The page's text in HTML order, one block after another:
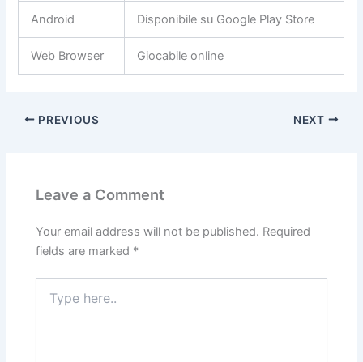
Android Disponibile su Google Play Store
Web Browser Giocabile online
PREVIOUS NEXT
Leave a Comment
Your email address will not be published. Required
fields are marked *
here..